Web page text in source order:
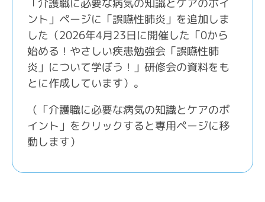
「介護職に必要な病気の知識とケアのポイ
ント」ページに「誤嚥性肺炎」を追加しま
した（2026年4月23日に開催した「0から
始める！やさしい疾患勉強会「誤嚥性肺
炎」について学ぼう！」研修会の資料をも
とに作成しています）。
（「介護職に必要な病気の知識とケアのポ
イント」をクリックすると専用ページに移
動します）